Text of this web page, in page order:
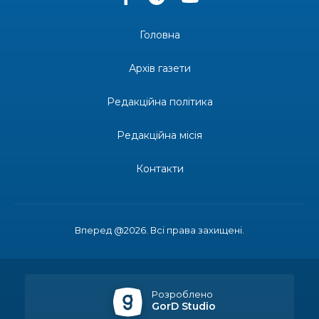
територіальної громади
«Дві музи» у Рівному: свято краси, мистецтва
епідеміолог, зоолог
Літо, враження, творчість
Вперед @2026. Всі права захищені.
Головна
Архів газети
Редакційна політика
Редакційна місія
Контакти
Розроблено
GorD Studio